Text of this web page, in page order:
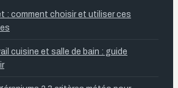
: comment choisir et utiliser ces
cuisine et salle de bain : guide